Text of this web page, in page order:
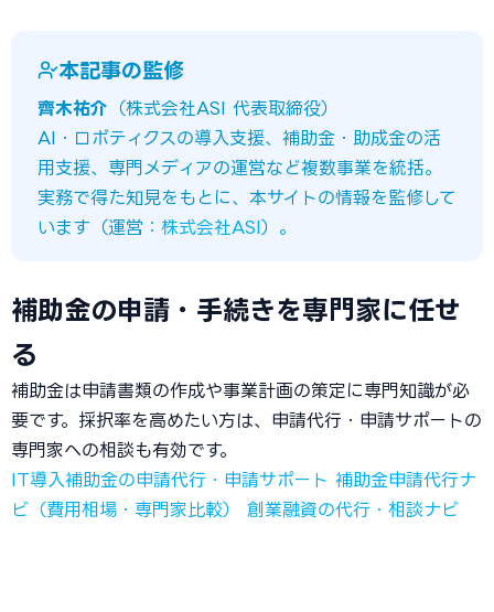
本記事の監修
齊木祐介 （株式会社ASI 代表取締役）
AI・ロボティクスの導入支援、補助金・助成金の活
用支援、専門メディアの運営など複数事業を統括。
実務で得た知見をもとに、本サイトの情報を監修して
います（運営： 株式会社ASI）。
補助金の申請・手続きを専門家に任せ
る
補助金は申請書類の作成や事業計画の策定に専門知識が必
要です。採択率を高めたい方は、申請代行・申請サポートの
専門家への相談も有効です。
IT導入補助金の申請代行・申請サポート 補助金申請代行ナ
ビ（費用相場・専門家比較）
創業融資の代行・相談ナビ